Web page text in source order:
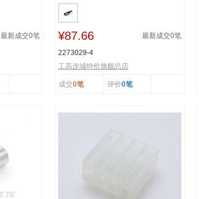
最新成交0笔 ¥87.66 最新成交0笔
2273029-4
工高连城特价旗舰总店
成交0笔 评价0笔